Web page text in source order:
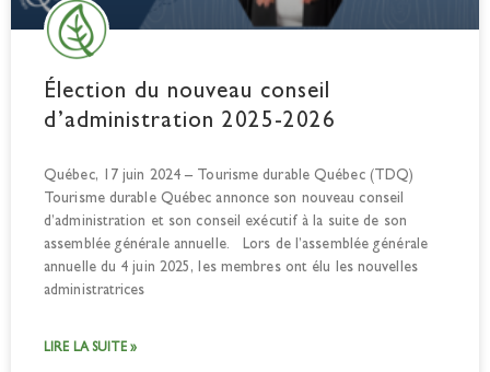
Élection du nouveau conseil
d’administration 2025-2026
Québec, 17 juin 2024 – Tourisme durable Québec (TDQ)
Tourisme durable Québec annonce son nouveau conseil
d’administration et son conseil exécutif à la suite de son
assemblée générale annuelle. Lors de l’assemblée générale
annuelle du 4 juin 2025, les membres ont élu les nouvelles
administratrices
LIRE LA SUITE »